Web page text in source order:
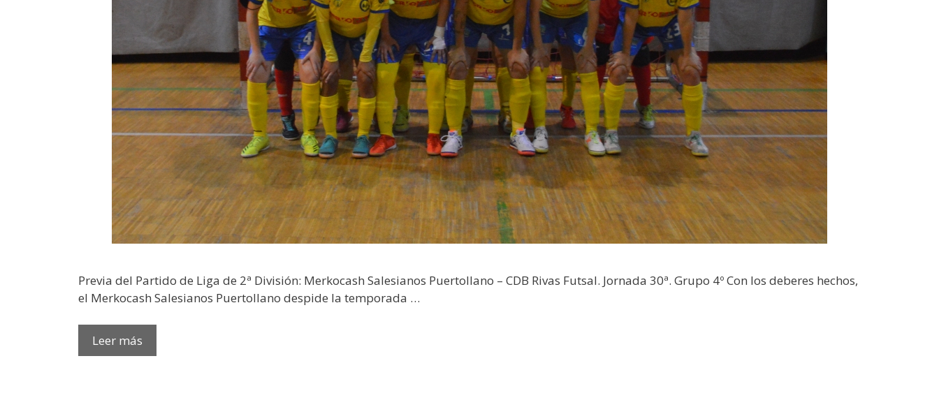
Previa del Partido de Liga de 2ª División: Merkocash Salesianos Puertollano – CDB Rivas Futsal. Jornada 30ª. Grupo 4º Con los deberes hechos,
el Merkocash Salesianos Puertollano despide la temporada …
Leer más